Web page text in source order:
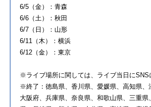
6/5（金）：青森
6/6（土）：秋田
6/7（日）：山形
6/11（木）：横浜
6/12（金）：東京
※ ライブ場所に関しては、 ライブ当日 にSNS
※終了：徳島県、香川県、愛媛県、高知県、
大阪府、兵庫県、奈良県、和歌山県、三重県